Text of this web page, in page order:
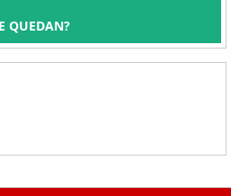
QUEDAN?